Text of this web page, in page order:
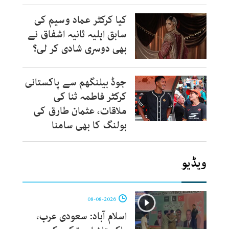
کیا کرکٹر عماد وسیم کی
سابق اہلیہ ثانیہ اشفاق نے
بھی دوسری شادی کر لی؟
جوڈ بیلنگھم سے پاکستانی
کرکٹر فاطمہ ثنا کی
ملاقات، عثمان طارق کی
بولنگ کا بھی سامنا
ویڈیو
اسلام آباد: سعودی عرب،